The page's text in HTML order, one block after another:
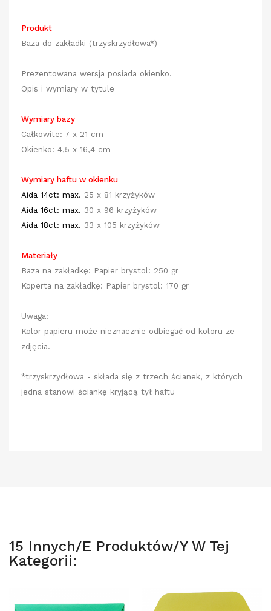
Produkt
Baza do zakładki (trzyskrzydłowa*)
Prezentowana wersja posiada okienko.
Opis i wymiary w tytule
Wymiary bazy
Całkowite: 7 x 21 cm
Okienko: 4,5 x 16,4 cm
Wymiary haftu w okienku
Aida 14ct: max. 25 x 81 krzyżyków
Aida 16ct: max. 30 x 96 krzyżyków
Aida 18ct: max. 33 x 105 krzyżyków
Materiały
Baza na zakładkę: Papier brystol: 250 gr
Koperta na zakładkę: Papier brystol: 170 gr
Uwaga:
Kolor papieru może nieznacznie odbiegać od koloru ze
zdjęcia.
*trzyskrzydłowa - składa się z trzech ścianek, z których
jedna stanowi ściankę kryjącą tył haftu
15 Innych/e Produktów/y W Tej
Kategorii: